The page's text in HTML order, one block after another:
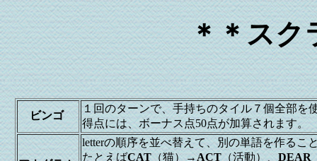
＊＊スク
ビンゴ
１回のターンで、手持ちのタイル７個全部を
得点には、ボーナス点50点が加算されます。
letterの順序を並べ替えて、別の単語を作るこ
たとえばCAT （猫）→ ACT （活動）、 DEAR